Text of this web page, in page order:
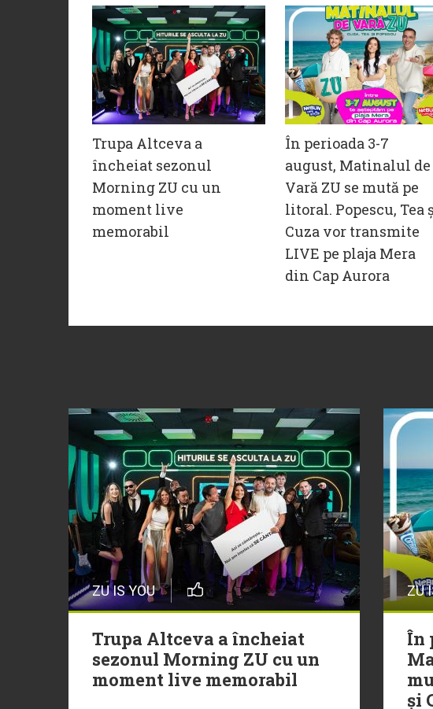
Trupa Altceva a
încheiat sezonul
Morning ZU cu un
moment live
memorabil
În perioada 3-7
august, Matinalul de
Vară ZU se mută pe
litoral. Popescu, Tea
Cuza vor transmite
LIVE pe plaja Mera
din Cap Aurora
ZU IS YOU
Trupa Altceva a încheiat
sezonul Morning ZU cu un
moment live memorabil
ZU
În
și